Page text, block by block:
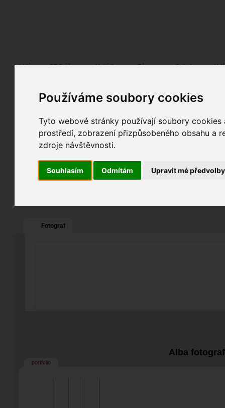
Používáme soubory cookies
Tyto webové stránky používají soubory
prostředí, zobrazení přizpůsobeného obsahu a
zdroje návštěvnosti.
Souhlasím Odmítám Upravit mé předvolby
Lidé PRO účet Nabídky Fórum Galerie
999bet68 tech
muž
Poslední přihlášení:20. 11. 2025
Registrace:
https://999bet68.tech/
Fotograf
Alba
portfolio